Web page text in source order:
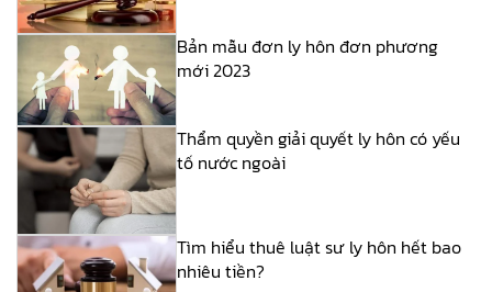
Bản mẫu đơn ly hôn đơn phương
mới 2023
Thẩm quyền giải quyết ly hôn có yếu
tố nước ngoài
Tìm hiểu thuê luật sư ly hôn hết bao
nhiêu tiền?